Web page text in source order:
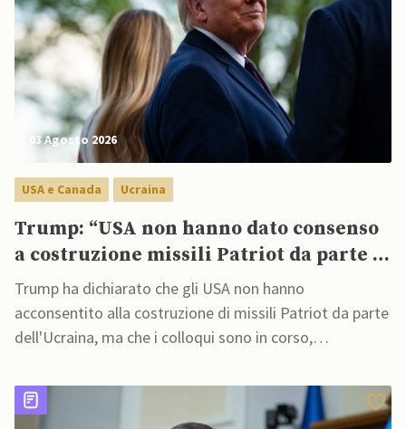
03 Agosto 2026
USA e Canada Ucraina
Trump: “USA non hanno dato consenso
a costruzione missili Patriot da parte di
Kiev”
Trump ha dichiarato che gli USA non hanno
acconsentito alla costruzione di missili Patriot da parte
dell'Ucraina, ma che i colloqui sono in corso,
nel permettere a qualcuno di costruirli"